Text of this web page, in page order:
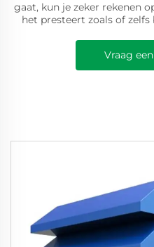
gaat, kun je zeker rekenen
het presteert zoals of
Vraag